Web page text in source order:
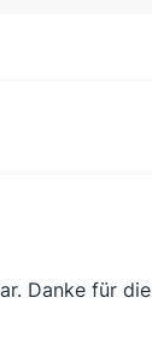
Danke für